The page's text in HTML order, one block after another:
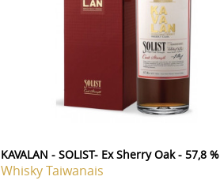
KAVALAN - SOLIST- Ex Sherry Oak - 57,8 %
Whisky Taiwanais